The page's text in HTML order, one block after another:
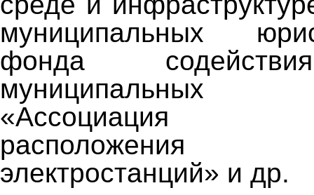
муниципальных
фонда
муниципальных
«Ассоциация
электростанций» и др.